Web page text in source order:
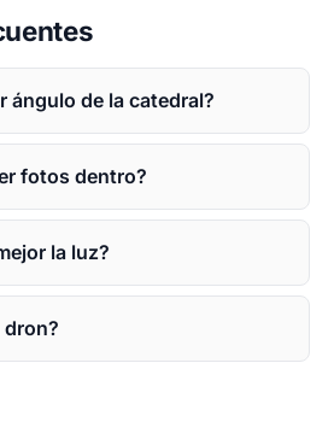
ángulo de la catedral?
fotos dentro?
la luz?
dron?